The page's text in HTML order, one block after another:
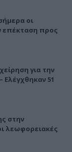
οι
επέκταση προς
για την
Ελέγχθηκαν 51
στην
λεωφορειακές